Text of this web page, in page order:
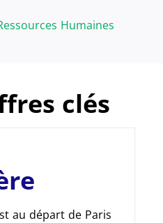
Humaines
clés
au départ de Paris